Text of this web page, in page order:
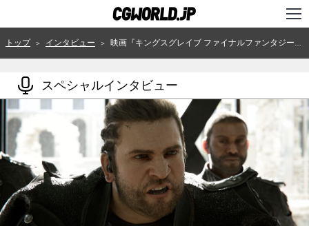
TOP
ニュース
特集
連載
用語辞典
スタジオ
トップ ＞ インタビュー ＞ 映画『キングスグレイブ ファイナルファンタジーXV』の制作に参加した、海外からの助っ人たち＜1＞RIVA Animation & VFX（インド）
スペシャルインタビュー